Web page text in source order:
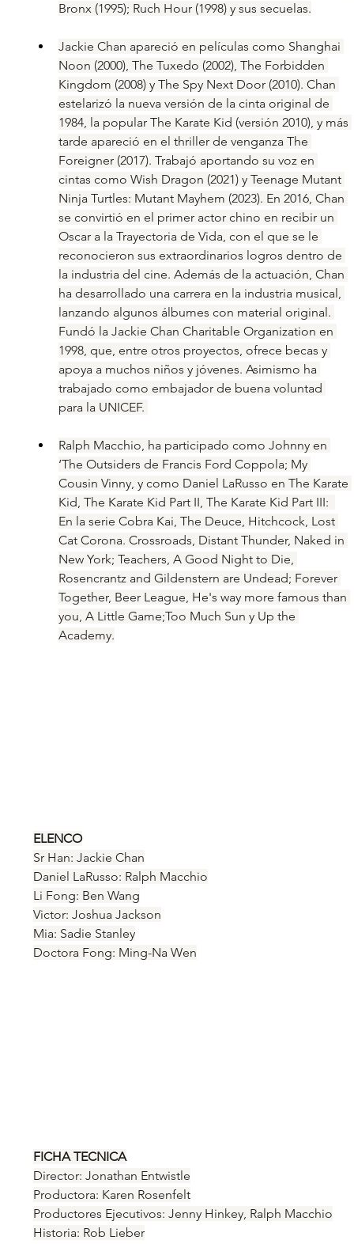
Bronx (1995); Ruch Hour (1998) y sus secuelas.
Jackie Chan apareció en películas como Shanghai
Noon (2000), The Tuxedo (2002), The Forbidden
Kingdom (2008) y The Spy Next Door (2010). Chan
estelarizó la nueva versión de la cinta original de
1984, la popular The Karate Kid (versión 2010), y más
tarde apareció en el thriller de venganza The
Foreigner (2017). Trabajó aportando su voz en
cintas como Wish Dragon (2021) y Teenage Mutant
Ninja Turtles: Mutant Mayhem (2023). En 2016, Chan
se convirtió en el primer actor chino en recibir un
Oscar a la Trayectoria de Vida, con el que se le
reconocieron sus extraordinarios logros dentro de
la industria del cine. Además de la actuación, Chan
ha desarrollado una carrera en la industria musical,
lanzando algunos álbumes con material original.
Fundó la Jackie Chan Charitable Organization en
1998, que, entre otros proyectos, ofrece becas y
apoya a muchos niños y jóvenes. Asimismo ha
trabajado como embajador de buena voluntad
para la UNICEF.
Ralph Macchio, ha participado como Johnny en
‘The Outsiders de Francis Ford Coppola; My
Cousin Vinny, y como Daniel LaRusso en The Karate
Kid, The Karate Kid Part II, The Karate Kid Part III:
En la serie Cobra Kai, The Deuce, Hitchcock, Lost
Cat Corona. Crossroads, Distant Thunder, Naked in
New York; Teachers, A Good Night to Die,
Rosencrantz and Gildenstern are Undead; Forever
Together, Beer League, He's way more famous than
you, A Little Game;Too Much Sun y Up the
Academy.
ELENCO
Sr Han: Jackie Chan
Daniel LaRusso: Ralph Macchio
Li Fong: Ben Wang
Victor: Joshua Jackson
Mia: Sadie Stanley
Doctora Fong: Ming-Na Wen
FICHA TECNICA
Director: Jonathan Entwistle
Productora: Karen Rosenfelt
Productores Ejecutivos: Jenny Hinkey, Ralph Macchio
Historia: Rob Lieber